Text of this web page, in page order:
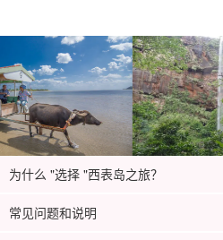
为什么 "选择 "西表岛之旅？
常见问题和说明